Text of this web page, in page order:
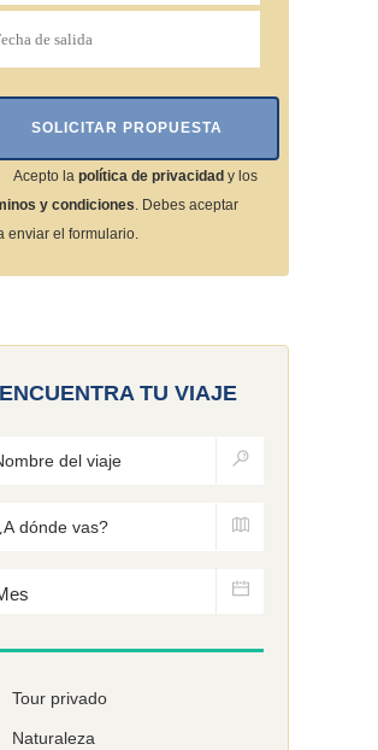
Acepto la política de privacidad y los
y condiciones . Debes aceptar
enviar el formulario.
ENCUENTRA TU VIAJE
Tour privado
Naturaleza